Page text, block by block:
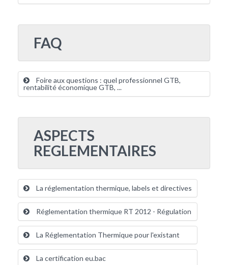
FAQ
Foire aux questions : quel professionnel GTB,
rentabilité économique GTB, ...
ASPECTS
REGLEMENTAIRES
La réglementation thermique, labels et directives
Réglementation thermique RT 2012 - Régulation
La Réglementation Thermique pour l'existant
La certification eu.bac